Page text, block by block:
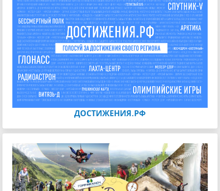
ДОСТИЖЕНИЯ.РФ